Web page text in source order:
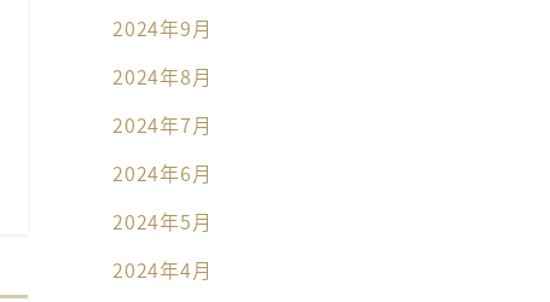
2024年9月
2024年8月
2024年7月
2024年6月
2024年5月
2024年4月